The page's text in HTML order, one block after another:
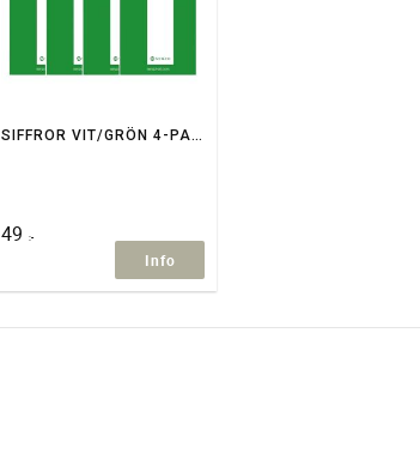
SIFFROR VIT/GRÖN 4-PACK
49 :-
Info